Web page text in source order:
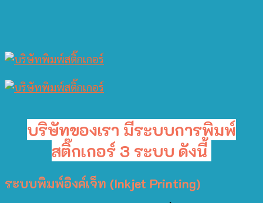
บริษัทของเรา มีระบบการพิมพ์
สติ๊กเกอร์ 3 ระบบ ดังนี้
ระบบพิมพ์อิงค์เจ็ท (Inkjet Printing)